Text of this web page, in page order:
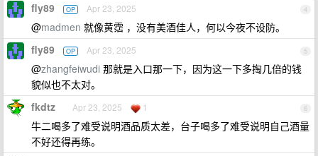
4
fly89 OP Apr 23, 2025
@madmen 就像黄霑 ，没有美酒佳人，何以今夜不设防。
5
fly89 OP Apr 23, 2025
@zhangfeiwudi 那就是入口那一下，因为这一下多掏几倍的钱
貌似也不太对。
6
fkdtz Apr 23, 2025 1
牛二喝多了难受说明酒品质太差，台子喝多了难受说明自己酒量
不好还得再练。